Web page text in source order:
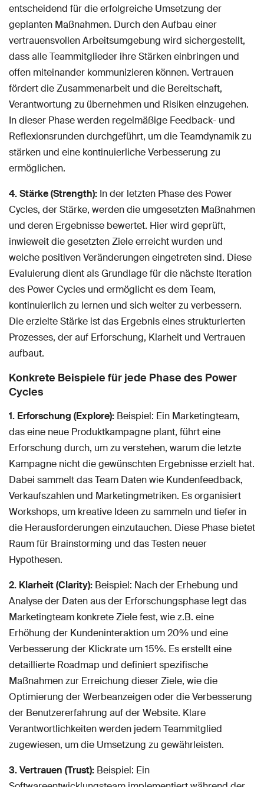
entscheidend für die erfolgreiche Umsetzung der
geplanten Maßnahmen. Durch den Aufbau einer
vertrauensvollen Arbeitsumgebung wird sichergestellt,
dass alle Teammitglieder ihre Stärken einbringen und
offen miteinander kommunizieren können. Vertrauen
fördert die Zusammenarbeit und die Bereitschaft,
Verantwortung zu übernehmen und Risiken einzugehen.
In dieser Phase werden regelmäßige Feedback- und
Reflexionsrunden durchgeführt, um die Teamdynamik zu
stärken und eine kontinuierliche Verbesserung zu
ermöglichen.
4. Stärke (Strength): In der letzten Phase des Power
Cycles, der Stärke, werden die umgesetzten Maßnahmen
und deren Ergebnisse bewertet. Hier wird geprüft,
inwieweit die gesetzten Ziele erreicht wurden und
welche positiven Veränderungen eingetreten sind. Diese
Evaluierung dient als Grundlage für die nächste Iteration
des Power Cycles und ermöglicht es dem Team,
kontinuierlich zu lernen und sich weiter zu verbessern.
Die erzielte Stärke ist das Ergebnis eines strukturierten
Prozesses, der auf Erforschung, Klarheit und Vertrauen
aufbaut.
Konkrete Beispiele für jede Phase des Power
Cycles
1. Erforschung (Explore): Beispiel: Ein Marketingteam,
das eine neue Produktkampagne plant, führt eine
Erforschung durch, um zu verstehen, warum die letzte
Kampagne nicht die gewünschten Ergebnisse erzielt hat.
Dabei sammelt das Team Daten wie Kundenfeedback,
Verkaufszahlen und Marketingmetriken. Es organisiert
Workshops, um kreative Ideen zu sammeln und tiefer in
die Herausforderungen einzutauchen. Diese Phase bietet
Raum für Brainstorming und das Testen neuer
Hypothesen.
2. Klarheit (Clarity): Beispiel: Nach der Erhebung und
Analyse der Daten aus der Erforschungsphase legt das
Marketingteam konkrete Ziele fest, wie z.B. eine
Erhöhung der Kundeninteraktion um 20% und eine
Verbesserung der Klickrate um 15%. Es erstellt eine
detaillierte Roadmap und definiert spezifische
Maßnahmen zur Erreichung dieser Ziele, wie die
Optimierung der Werbeanzeigen oder die Verbesserung
der Benutzererfahrung auf der Website. Klare
Verantwortlichkeiten werden jedem Teammitglied
zugewiesen, um die Umsetzung zu gewährleisten.
3. Vertrauen (Trust): Beispiel: Ein